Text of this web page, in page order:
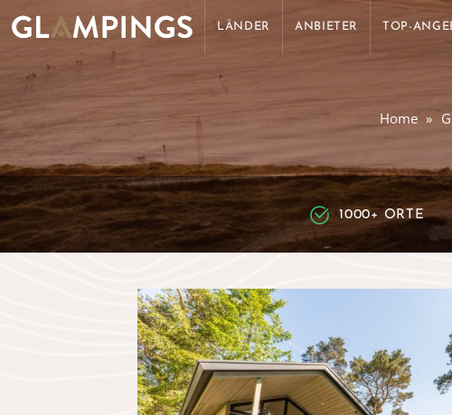
LÄNDER ANBIETER TOP-
Home
1000+ ORTE